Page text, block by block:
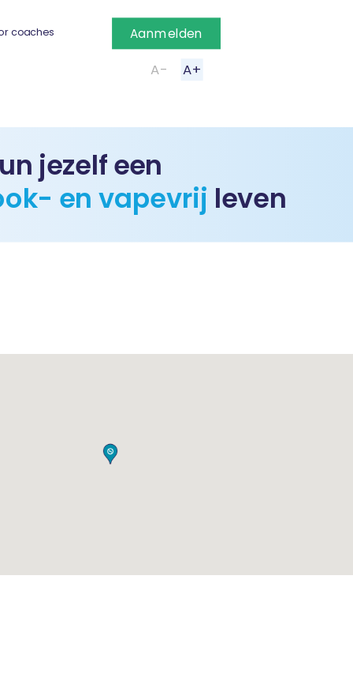
coaches Aanmelden
A- A+
jezelf een
en vapevrij leven